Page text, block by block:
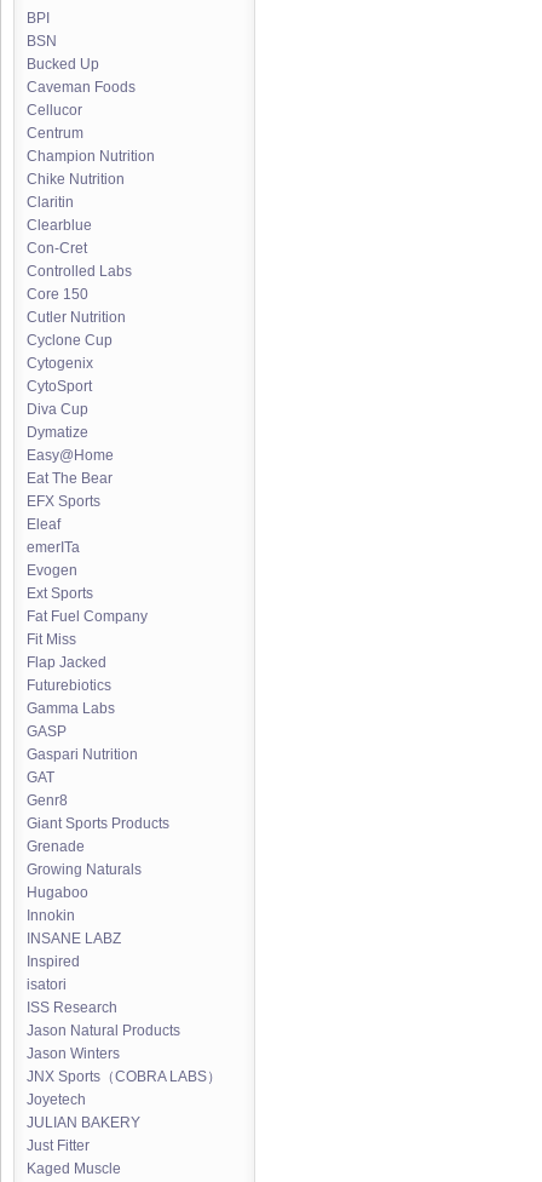
BPI
BSN
Bucked Up
Caveman Foods
Cellucor
Centrum
Champion Nutrition
Chike Nutrition
Claritin
Clearblue
Con-Cret
Controlled Labs
Core 150
Cutler Nutrition
Cyclone Cup
Cytogenix
CytoSport
Diva Cup
Dymatize
Easy@Home
Eat The Bear
EFX Sports
Eleaf
emerITa
Evogen
Ext Sports
Fat Fuel Company
Fit Miss
Flap Jacked
Futurebiotics
Gamma Labs
GASP
Gaspari Nutrition
GAT
Genr8
Giant Sports Products
Grenade
Growing Naturals
Hugaboo
Innokin
INSANE LABZ
Inspired
isatori
ISS Research
Jason Natural Products
Jason Winters
JNX Sports（COBRA LABS）
Joyetech
JULIAN BAKERY
Just Fitter
Kaged Muscle